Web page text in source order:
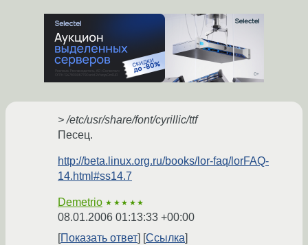
> /etc/usr/share/font/cyrillic/ttf
Песец.
http://beta.linux.org.ru/books/lor-faq/lorFAQ-
14.html#ss14.7
Demetrio ★★★★★
08.01.2006 01:13:33 +00:00
Показать ответ
Ссылка